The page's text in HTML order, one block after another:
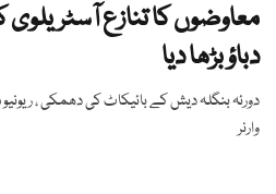
معاوضوں کا تنازع آسٹریلوی
دباؤ بڑھا دیا
دورئہ بنگلہ دیش کے بائیکاٹ کی دھمکی ،
وارنر